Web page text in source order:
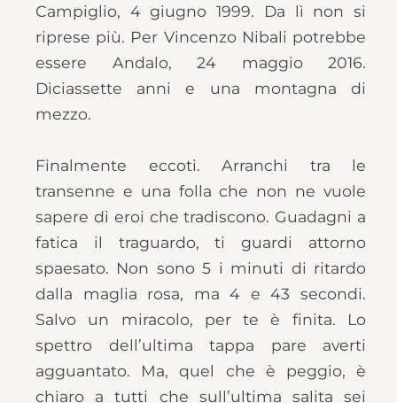
Campiglio, 4 giugno 1999. Da lì non si
riprese più. Per Vincenzo Nibali potrebbe
essere Andalo, 24 maggio 2016.
Diciassette anni e una montagna di
mezzo.
Finalmente eccoti. Arranchi tra le
transenne e una folla che non ne vuole
sapere di eroi che tradiscono. Guadagni a
fatica il traguardo, ti guardi attorno
spaesato. Non sono 5 i minuti di ritardo
dalla maglia rosa, ma 4 e 43 secondi.
Salvo un miracolo, per te è finita. Lo
spettro dell’ultima tappa pare averti
agguantato. Ma, quel che è peggio, è
chiaro a tutti che sull’ultima salita sei